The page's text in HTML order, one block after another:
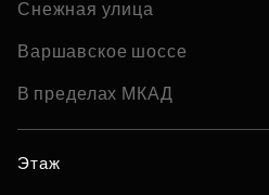
Снежная улица
Варшавское шоссе
В пределах МКАД
Этаж